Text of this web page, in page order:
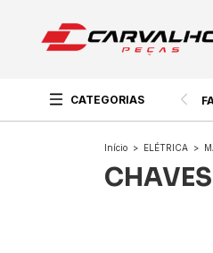
CATEGORIAS
Início > ELÉTRICA >
CHAVES